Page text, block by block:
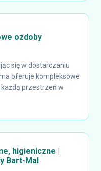
ozdoby
się w dostarczaniu
oferuje kompleksowe
przestrzeń w
higieniczne |
Bart-Mal